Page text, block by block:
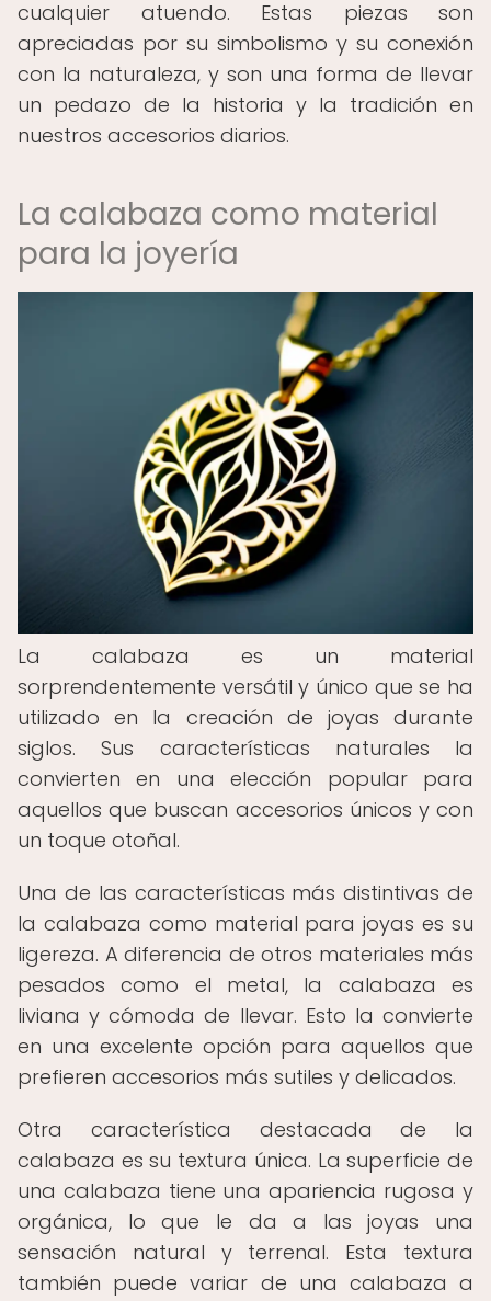
cualquier atuendo. Estas piezas son
apreciadas por su simbolismo y su conexión
con la naturaleza, y son una forma de llevar
un pedazo de la historia y la tradición en
nuestros accesorios diarios.
La calabaza como material
para la joyería
La calabaza es un material
sorprendentemente versátil y único que se ha
utilizado en la creación de joyas durante
siglos. Sus características naturales la
convierten en una elección popular para
aquellos que buscan accesorios únicos y con
un toque otoñal.
Una de las características más distintivas de
la calabaza como material para joyas es su
ligereza. A diferencia de otros materiales más
pesados como el metal, la calabaza es
liviana y cómoda de llevar. Esto la convierte
en una excelente opción para aquellos que
prefieren accesorios más sutiles y delicados.
Otra característica destacada de la
calabaza es su textura única. La superficie de
una calabaza tiene una apariencia rugosa y
orgánica, lo que le da a las joyas una
sensación natural y terrenal. Esta textura
también puede variar de una calabaza a